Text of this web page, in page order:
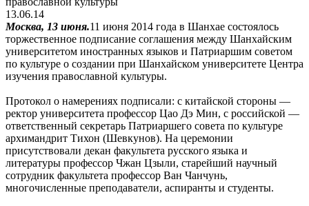
13.06.14
Москва, 13 июня.11 июня 2014 года в Шанхае состоялось
торжественное подписание соглашения между Шанхайским
университетом иностранных языков и Патриаршим советом
по культуре о создании при Шанхайском университете Центра
изучения православной культуры.
Протокол о намерениях подписали: с китайской стороны —
ректор университета профессор Цао Дэ Мин, с российской —
ответственный секретарь Патриаршего совета по культуре
архимандрит Тихон (Шевкунов). На церемонии
присутствовали декан факультета русского языка и
литературы профессор Чжан Цзыли, старейший научный
сотрудник факультета профессор Ван Чанчунь,
многочисленные преподаватели, аспиранты и студенты.